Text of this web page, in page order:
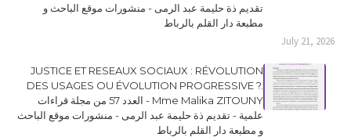
تقديم ذة حليمة عبد الرمى - منشورات موقع الباحث و
مطبعة دار القلم بالرباط
July 21, 2026
JUSTICE ET RESEAUX SOCIAUX : RÉVOLUTION
DES USAGES OU ÉVOLUTION PROGRESSIVE ?.
Mme Malika ZITOUNY - العدد 57 من مجلة قراءات
علمية - تقديم ذة حليمة عبد الرمى - منشورات موقع الباحث
و مطبعة دار القلم بالرباط